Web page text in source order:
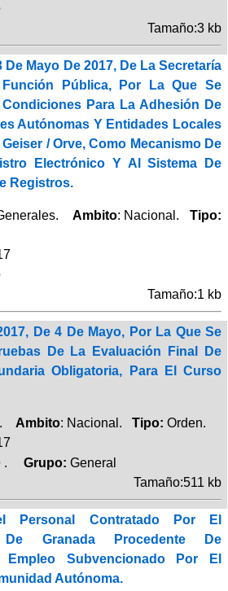
Tamaño:3 kb
De Mayo De 2017, De La Secretaría
Pública, Por La Que Se
Para La Adhesión De
Autónomas Y Entidades Locales
/ Orve, Como Mecanismo De
Electrónico Y Al Sistema De
Registros.
Ambito: Nacional.Tipo:
Tamaño:1 kb
De 4 De Mayo, Por La Que Se
De La Evaluación Final De
Obligatoria, Para El Curso
Ambito: Nacional. Tipo: Orden.
. Grupo: General
Tamaño:511 kb
Personal Contratado Por El
De Granada Procedente De
Empleo Subvencionado Por El
Autónoma.